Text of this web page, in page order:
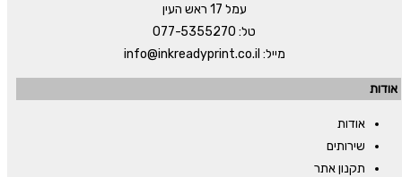
עמל 17 ראש העין
טל: 077-5355270
מייל: info@inkreadyprint.co.il
אודות
אודות
שירותים
תקנון אתר